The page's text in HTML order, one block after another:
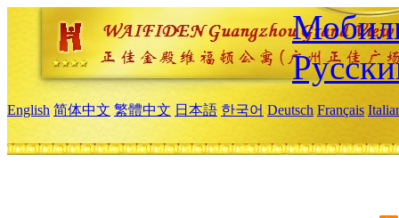
English 简体中文 繁體中文 日本語 한국어 Deutsch Français